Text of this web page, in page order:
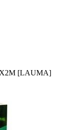
[LAUMA]